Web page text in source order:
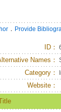
． Provide
ID ：
Names：
Category：
Website：